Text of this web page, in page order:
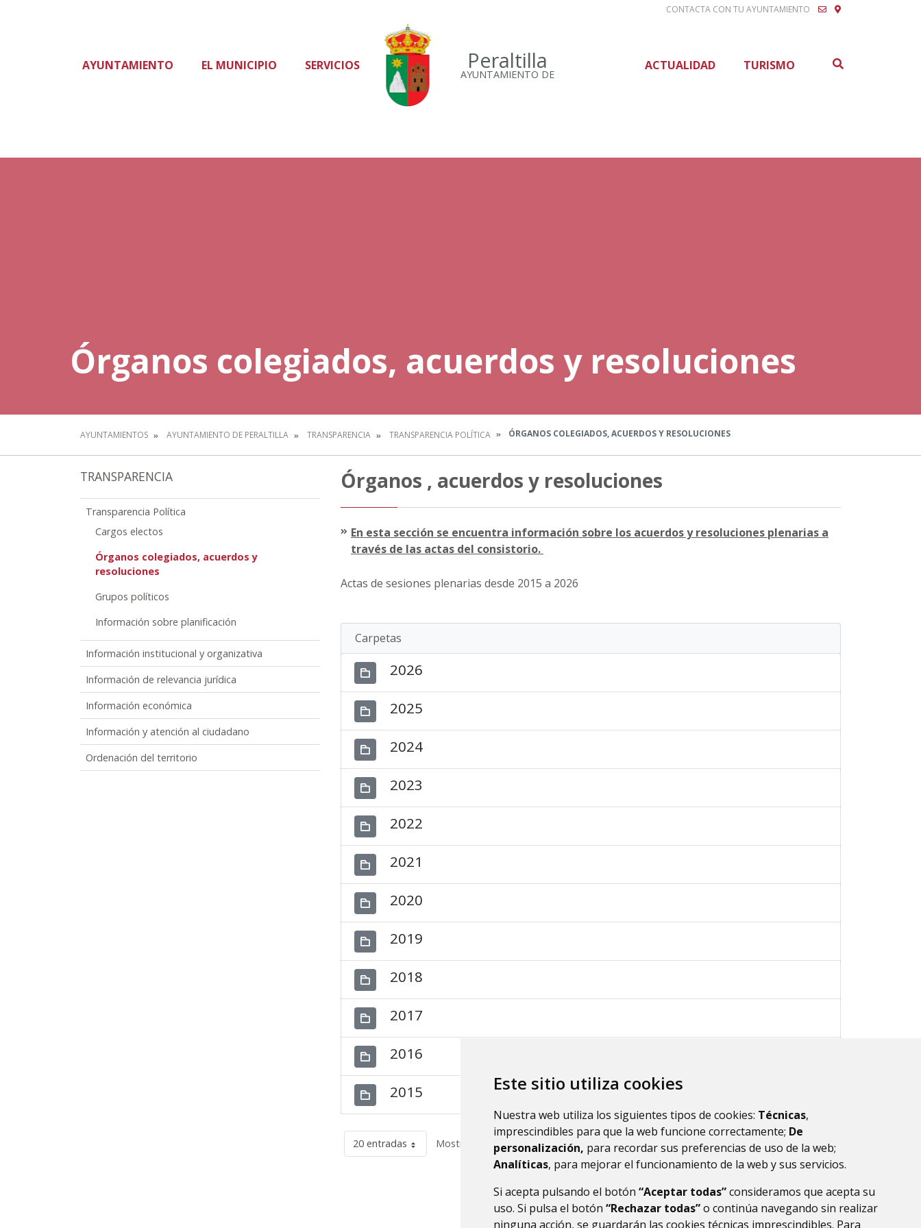
Este sitio utiliza cookies
Nuestra web utiliza los siguientes tipos de cookies: Técnicas,
imprescindibles para que la web funcione correctamente; De
personalización, para recordar sus preferencias de uso de la web;
Analíticas, para mejorar el funcionamiento de la web y sus servicios.
Si acepta pulsando el botón “Aceptar todas”consideramos que acepta su
uso. Si pulsa el botón “Rechazar todas”o continúa navegando sin realizar
ninguna acción, se guardarán las cookies técnicas imprescindibles. Para
CONTACTA CON TU AYUNTAMIENTO
Peraltilla
AYUNTAMIENTO DE
AYUNTAMIENTO EL MUNICIPIO SERVICIOS ACTUALIDAD TURISMO
Órganos colegiados, acuerdos y resoluciones
AYUNTAMIENTOS AYUNTAMIENTO DE PERALTILLA TRANSPARENCIA TRANSPARENCIA POLÍTICA ÓRGANOS COLEGIADOS, ACUERDOS Y RESOLUCIONES
TRANSPARENCIA
Transparencia Política
Cargos electos
Órganos colegiados, acuerdos y
resoluciones
Grupos políticos
Información sobre planificación
Información institucional y organizativa
Información de relevancia jurídica
Información económica
Información y atención al ciudadano
Ordenación del territorio
Órganos , acuerdos y resoluciones
En esta sección se encuentra información sobre los acuerdos y resoluciones plenarias a
través de las actas del consistorio.
Actas de sesiones plenarias desde 2015 a 2026
Carpetas
2026
2025
2024
2023
2022
2021
2020
2019
2018
2017
2016
2015
20 entradas Mostrando el intervalo 1 - 12 de 12 resultados. 1